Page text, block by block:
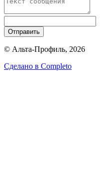
Отправить
© Альта-Профиль, 2026
Сделано в Completo